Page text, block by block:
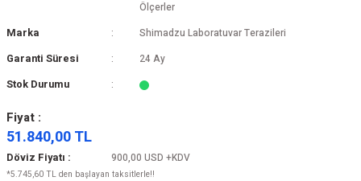
Ölçerler
Marka Shimadzu Laboratuvar Terazileri
Garanti Süresi 24 Ay
Stok Durumu
Fiyat :
51.840,00 TL
Döviz Fiyatı : 900,00 USD +KDV
*5.745,60 TL den başlayan taksitlerle!!